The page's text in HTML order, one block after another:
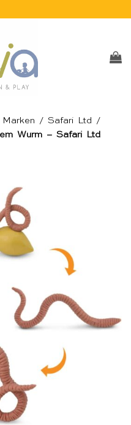
Marken / Safari Ltd /
Wurm – Safari Ltd